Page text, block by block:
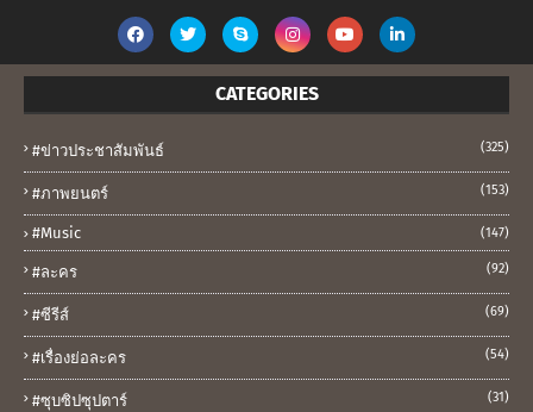
CATEGORIES
#ข่าวประชาสัมพันธ์ (325)
#ภาพยนตร์ (153)
#music (147)
#ละคร (92)
#ซีรีส์ (69)
#เรื่องย่อละคร (54)
#ซุบซิปซุปตาร์ (31)